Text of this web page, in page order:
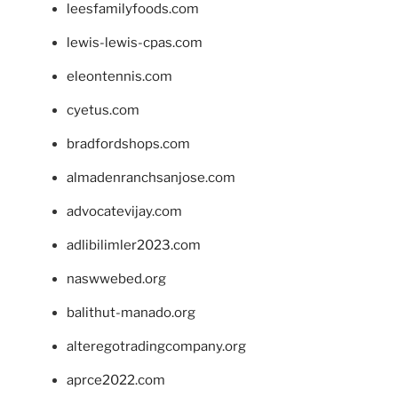
leesfamilyfoods.com
lewis-lewis-cpas.com
eleontennis.com
cyetus.com
bradfordshops.com
almadenranchsanjose.com
advocatevijay.com
adlibilimler2023.com
naswwebed.org
balithut-manado.org
alteregotradingcompany.org
aprce2022.com